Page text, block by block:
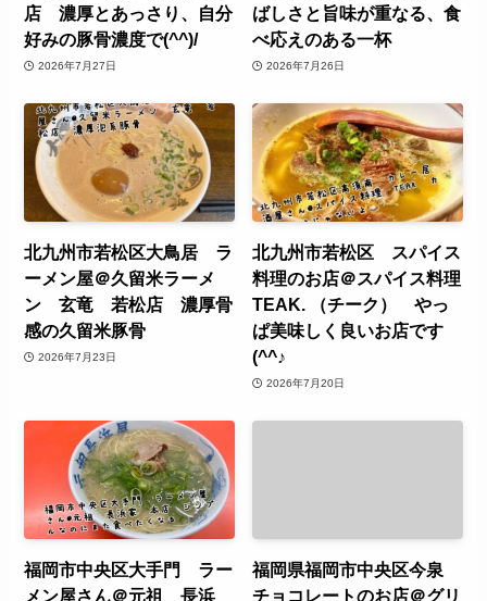
店 濃厚とあっさり、自分
好みの豚骨濃度で(^^)/
2026年7月27日
ばしさと旨味が重なる、食
べ応えのある一杯
2026年7月26日
北九州市若松区大鳥居 ラ
ーメン屋＠久留米ラーメ
ン 玄竜 若松店 濃厚骨
感の久留米豚骨
2026年7月23日
北九州市若松区 スパイス
料理のお店＠スパイス料理
TEAK. （チーク） やっ
ぱ美味しく良いお店です
(^^♪
2026年7月20日
福岡市中央区大手門 ラー
メン屋さん＠元祖 長浜
福岡県福岡市中央区今泉
チョコレートのお店＠グリ